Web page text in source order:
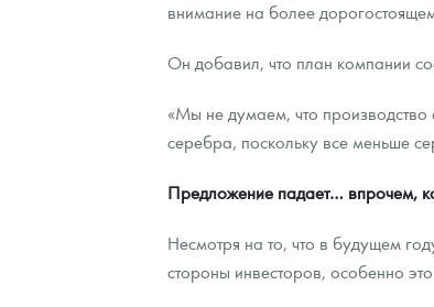
внимание на более
Он добавил, что план компании
«Мы не думаем, что
серебра, поскольку все меньше
Предложение падает… впрочем,
Несмотря на то, что в будущем
стороны инвесторов, особенно